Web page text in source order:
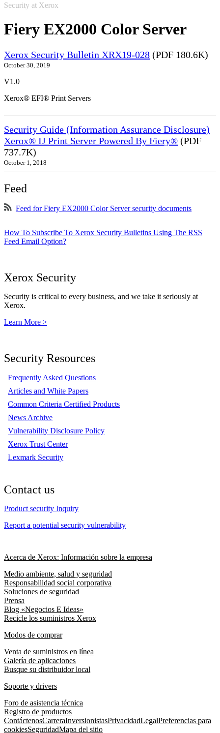
Security at Xerox
Fiery EX2000 Color Server
Xerox Security Bulletin XRX19-028 (PDF 180.6K)
October 30, 2019
V1.0
Xerox® EFI® Print Servers
Security Guide (Information Assurance Disclosure)
Xerox® IJ Print Server Powered By Fiery® (PDF
737.7K)
October 1, 2018
Feed
Feed for Fiery EX2000 Color Server security documents
How To Subscribe To Xerox Security Bulletins Using The RSS
Feed Email Option?
Xerox Security
Security is critical to every business, and we take it seriously at
Xerox.
Learn More >
Security Resources
Frequently Asked Questions
Articles and White Papers
Common Criteria Certified Products
News Archive
Vulnerability Disclosure Policy
Xerox Trust Center
Lexmark Security
Contact us
Product security Inquiry
Report a potential security vulnerability
Acerca de Xerox: Información sobre la empresa
Medio ambiente, salud y seguridad
Responsabilidad social corporativa
Soluciones de seguridad
Prensa
Blog «Negocios E Ideas»
Recicle los suministros Xerox
Modos de comprar
Venta de suministros en línea
Galería de aplicaciones
Busque su distribuidor local
Soporte y drivers
Foro de asistencia técnica
Registro de productos
ContáctenosCarreraInversionistasPrivacidadLegalPreferencias para
cookiesSeguridadMapa del sitio